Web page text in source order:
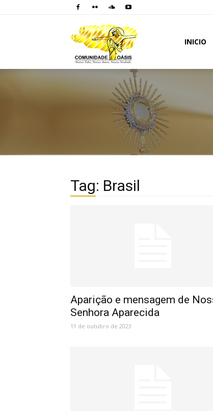
Oásis
INICIO
Tag: Brasil
Aparição e mensagem de
Senhora Aparecida
11 de outubro de 2023